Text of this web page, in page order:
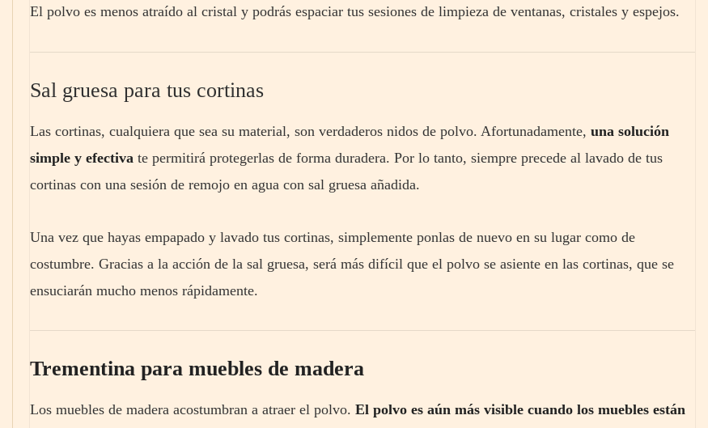
El polvo es menos atraído al cristal y podrás espaciar tus sesiones de limpieza de ventanas, cristales y espejos.
Sal gruesa para tus cortinas
Las cortinas, cualquiera que sea su material, son verdaderos nidos de polvo. Afortunadamente, una solución
simple y efectiva te permitirá protegerlas de forma duradera. Por lo tanto, siempre precede al lavado de tus
cortinas con una sesión de remojo en agua con sal gruesa añadida.
Una vez que hayas empapado y lavado tus cortinas, simplemente ponlas de nuevo en su lugar como de
costumbre. Gracias a la acción de la sal gruesa, será más difícil que el polvo se asiente en las cortinas, que se
ensuciarán mucho menos rápidamente.
Trementina para muebles de madera
Los muebles de madera acostumbran a atraer el polvo. El polvo es aún más visible cuando los muebles están